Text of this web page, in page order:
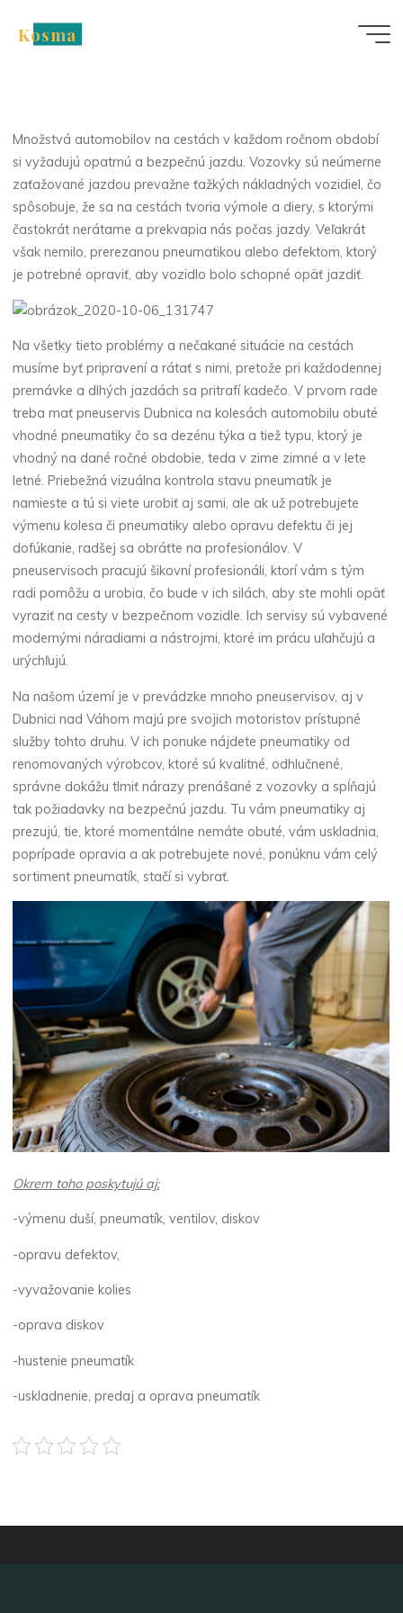
Kosma
Množstvá automobilov na cestách v každom ročnom období
si vyžadujú opatrnú a bezpečnú jazdu. Vozovky sú neúmerne
zaťažované jazdou prevažne ťažkých nákladných vozidiel, čo
spôsobuje, že sa na cestách tvoria výmole a diery, s ktorými
častokrát nerátame a prekvapia nás počas jazdy. Veľakrát
však nemilo, prerezanou pneumatikou alebo defektom, ktorý
je potrebné opraviť, aby vozidlo bolo schopné opäť jazdiť.
Na všetky tieto problémy a nečakané situácie na cestách
musíme byť pripravení a rátať s nimi, pretože pri každodennej
premávke a dlhých jazdách sa pritrafí kadečo. V prvom rade
treba maťpneuservis Dubnica na kolesách automobilu obuté
vhodné pneumatiky čo sa dezénu týka a tiež typu, ktorý je
vhodný na dané ročné obdobie, teda v zime zimné a v lete
letné. Priebežná vizuálna kontrola stavu pneumatík je
namieste a tú si viete urobiť aj sami, ale ak už potrebujete
výmenu kolesa či pneumatiky alebo opravu defektu či jej
dofúkanie, radšej sa obráťte na profesionálov. V
pneuservisoch pracujú šikovní profesionáli, ktorí vám s tým
radi pomôžu a urobia, čo bude v ich silách, aby ste mohli opäť
vyraziť na cesty v bezpečnom vozidle. Ich servisy sú vybavené
modernými náradiami a nástrojmi, ktoré im prácu uľahčujú a
urýchľujú.
Na našom území je v prevádzke mnoho pneuservisov, aj v
Dubnici nad Váhom majú pre svojich motoristov prístupné
služby tohto druhu. V ich ponuke nájdete pneumatiky od
renomovaných výrobcov, ktoré sú kvalitné, odhlučnené,
správne dokážu tlmiť nárazy prenášané z vozovky a spĺňajú
tak požiadavky na bezpečnú jazdu. Tu vám pneumatiky aj
prezujú, tie, ktoré momentálne nemáte obuté, vám uskladnia,
poprípade opravia a ak potrebujete nové, ponúknu vám celý
sortiment pneumatík, stačí si vybrať.
Okrem toho poskytujú aj:
-výmenu duší, pneumatík, ventilov, diskov
-opravu defektov,
-vyvažovanie kolies
-oprava diskov
-hustenie pneumatík
-uskladnenie, predaj a oprava pneumatík